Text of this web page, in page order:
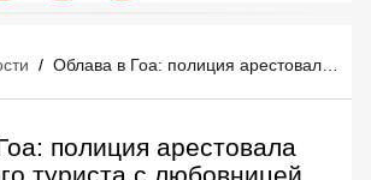
/
полиция арестовала